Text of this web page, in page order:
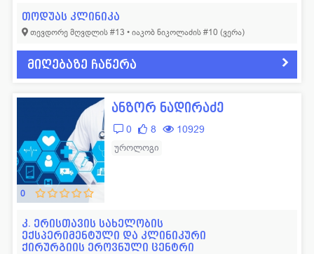
თოდუას კლინიკა
თევდორე მღვდლის #13 • იაკობ ნიკოლაძის #10 (ვერა)
მიღებაზე ჩაწერა
0
ანზორ ნადირაძე
0 8 10929
უროლოგი
კ. ერისთავის სახელობის
ექსპერიმენტული და კლინიკური
ქირურგიის ეროვნული ცენტრი